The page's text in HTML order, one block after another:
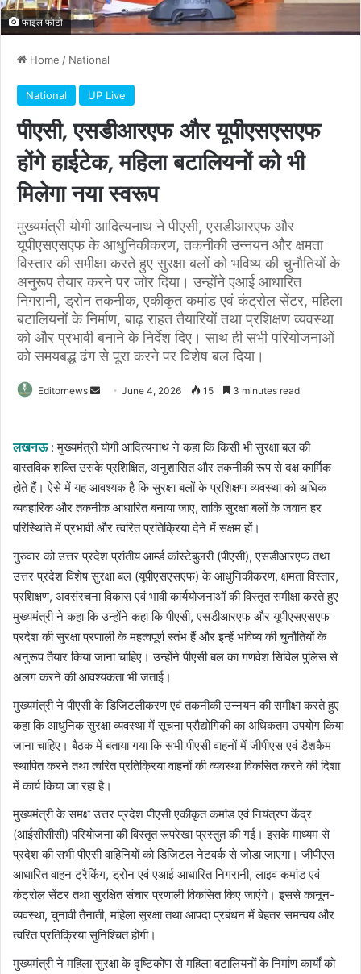
फाइल फोटो
Home / National
National UP Live
पीएसी, एसडीआरएफ और यूपीएसएसएफ
होंगे हाईटेक, महिला बटालियनों को भी
मिलेगा नया स्वरूप
मुख्यमंत्री योगी आदित्यनाथ ने पीएसी, एसडीआरएफ और
यूपीएसएसएफ के आधुनिकीकरण, तकनीकी उन्नयन और क्षमता
विस्तार की समीक्षा करते हुए सुरक्षा बलों को भविष्य की चुनौतियों के
अनुरूप तैयार करने पर जोर दिया। उन्होंने एआई आधारित
निगरानी, ड्रोन तकनीक, एकीकृत कमांड एवं कंट्रोल सेंटर, महिला
बटालियनों के निर्माण, बाढ़ राहत तैयारियों तथा प्रशिक्षण व्यवस्था
को और प्रभावी बनाने के निर्देश दिए। साथ ही सभी परियोजनाओं
को समयबद्ध ढंग से पूरा करने पर विशेष बल दिया।
Editornews
Send June 4, 2026 15 3 minutes read
लखनऊ : मुख्यमंत्री योगी आदित्यनाथ ने कहा कि किसी भी सुरक्षा बल की
वास्तविक शक्ति उसके प्रशिक्षित, अनुशासित और तकनीकी रूप से दक्ष कार्मिक
होते हैं। ऐसे में यह आवश्यक है कि सुरक्षा बलों के प्रशिक्षण व्यवस्था को अधिक
व्यवहारिक और तकनीक आधारित बनाया जाए, ताकि सुरक्षा बलों के जवान हर
परिस्थिति में प्रभावी और त्वरित प्रतिक्रिया देने में सक्षम हों।
गुरुवार को उत्तर प्रदेश प्रांतीय आर्म्ड कांस्टेबुलरी (पीएसी), एसडीआरएफ तथा
उत्तर प्रदेश विशेष सुरक्षा बल (यूपीएसएसएफ) के आधुनिकीकरण, क्षमता विस्तार,
प्रशिक्षण, अवसंरचना विकास एवं भावी कार्ययोजनाओं की विस्तृत समीक्षा करते हुए
मुख्यमंत्री ने कहा कि उन्होंने कहा कि पीएसी, एसडीआरएफ और यूपीएसएसएफ
प्रदेश की सुरक्षा प्रणाली के महत्वपूर्ण स्तंभ हैं और इन्हें भविष्य की चुनौतियों के
अनुरूप तैयार किया जाना चाहिए। उन्होंने पीएसी बल का गणवेश सिविल पुलिस से
अलग करने की आवश्यकता भी जताई।
मुख्यमंत्री ने पीएसी के डिजिटलीकरण एवं तकनीकी उन्नयन की समीक्षा करते हुए
कहा कि आधुनिक सुरक्षा व्यवस्था में सूचना प्रौद्योगिकी का अधिकतम उपयोग किया
जाना चाहिए। बैठक में बताया गया कि सभी पीएसी वाहनों में जीपीएस एवं डैशकैम
स्थापित करने तथा त्वरित प्रतिक्रिया वाहनों की व्यवस्था विकसित करने की दिशा
में कार्य किया जा रहा है।
मुख्यमंत्री के समक्ष उत्तर प्रदेश पीएसी एकीकृत कमांड एवं नियंत्रण केंद्र
(आईसीसीसी) परियोजना की विस्तृत रूपरेखा प्रस्तुत की गई। इसके माध्यम से
प्रदेश की सभी पीएसी वाहिनियों को डिजिटल नेटवर्क से जोड़ा जाएगा। जीपीएस
आधारित वाहन ट्रैकिंग, ड्रोन एवं एआई आधारित निगरानी, लाइव कमांड एवं
कंट्रोल सेंटर तथा सुरक्षित संचार प्रणाली विकसित किए जाएंगे। इससे कानून-
व्यवस्था, चुनावी तैनाती, महिला सुरक्षा तथा आपदा प्रबंधन में बेहतर समन्वय और
त्वरित प्रतिक्रिया सुनिश्चित होगी।
मुख्यमंत्री ने महिला सुरक्षा के दृष्टिकोण से महिला बटालियनों के निर्माण कार्यों को